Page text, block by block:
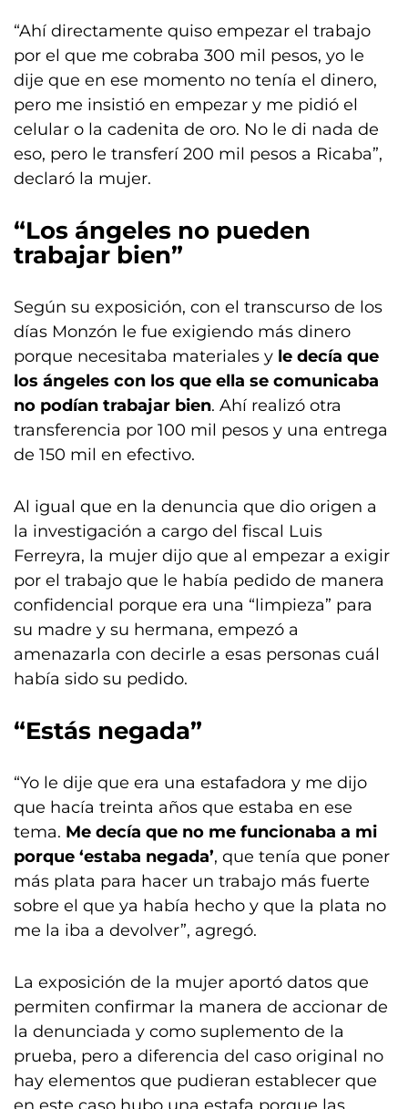
“Ahí directamente quiso empezar el trabajo
por el que me cobraba 300 mil pesos, yo le
dije que en ese momento no tenía el dinero,
pero me insistió en empezar y me pidió el
celular o la cadenita de oro. No le di nada de
eso, pero le transferí 200 mil pesos a Ricaba”,
declaró la mujer.
“Los ángeles no pueden
trabajar bien”
Según su exposición, con el transcurso de los
días Monzón le fue exigiendo más dinero
porque necesitaba materiales y le decía que
los ángeles con los que ella se comunicaba
no podían trabajar bien. Ahí realizó otra
transferencia por 100 mil pesos y una entrega
de 150 mil en efectivo.
Al igual que en la denuncia que dio origen a
la investigación a cargo del fiscal Luis
Ferreyra, la mujer dijo que al empezar a exigir
por el trabajo que le había pedido de manera
confidencial porque era una “limpieza” para
su madre y su hermana, empezó a
amenazarla con decirle a esas personas cuál
había sido su pedido.
“Estás negada”
“Yo le dije que era una estafadora y me dijo
que hacía treinta años que estaba en ese
tema. Me decía que no me funcionaba a mi
porque ‘estaba negada’, que tenía que poner
más plata para hacer un trabajo más fuerte
sobre el que ya había hecho y que la plata no
me la iba a devolver”, agregó.
La exposición de la mujer aportó datos que
permiten confirmar la manera de accionar de
la denunciada y como suplemento de la
prueba, pero a diferencia del caso original no
hay elementos que pudieran establecer que